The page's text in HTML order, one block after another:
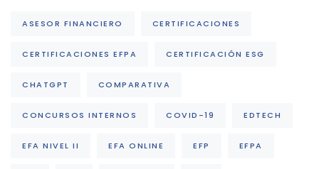
ASESOR FINANCIERO CERTIFICACIONES
CERTIFICACIONES EFPA CERTIFICACIÓN ESG
CHATGPT COMPARATIVA
CONCURSOS INTERNOS COVID-19 EDTECH
EFA NIVEL II EFA ONLINE EFP EFPA